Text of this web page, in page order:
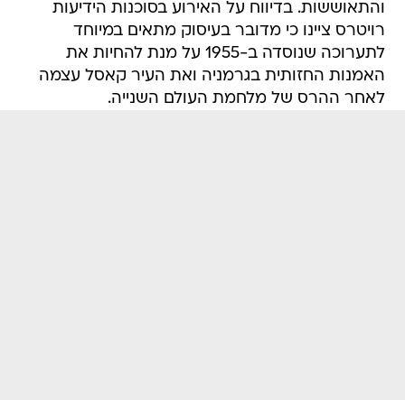
והתאוששות. בדיווח על האירוע בסוכנות הידיעות
רויטרס ציינו כי מדובר בעיסוק מתאים במיוחד
לתערוכה שנוסדה ב-1955 על מנת להחיות את
האמנות החזותית בגרמניה ואת העיר קאסל עצמה
לאחר ההרס של מלחמת העולם השנייה.